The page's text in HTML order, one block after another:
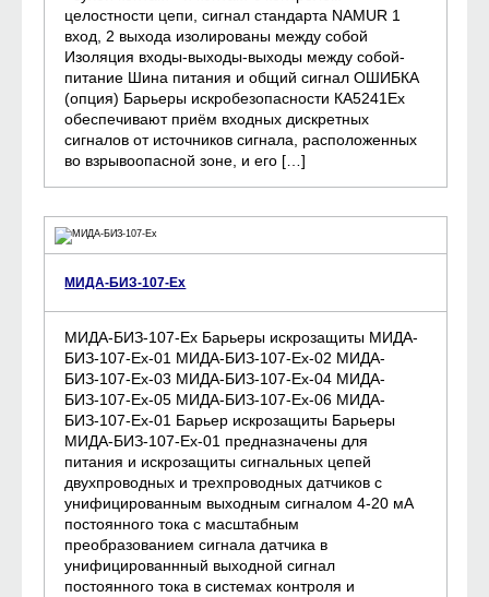
целостности цепи, сигнал стандарта NAMUR 1
вход, 2 выхода изолированы между собой
Изоляция входы-выходы-выходы между собой-
питание Шина питания и общий сигнал ОШИБКА
(опция) Барьеры искробезопасности КА5241Ех
обеспечивают приём входных дискретных
сигналов от источников сигнала, расположенных
во взрывоопасной зоне, и его […]
МИДА-БИЗ-107-Ех
МИДА-БИЗ-107-Ех Барьеры искрозащиты МИДА-
БИЗ-107-Ех-01 МИДА-БИЗ-107-Ех-02 МИДА-
БИЗ-107-Ех-03 МИДА-БИЗ-107-Ех-04 МИДА-
БИЗ-107-Ех-05 МИДА-БИЗ-107-Ех-06 МИДА-
БИЗ-107-Ех-01 Барьер искрозащиты Барьеры
МИДА-БИЗ-107-Ех-01 предназначены для
питания и искрозащиты сигнальных цепей
двухпроводных и трехпроводных датчиков с
унифицированным выходным сигналом 4-20 мА
постоянного тока с масштабным
преобразованием сигнала датчика в
унифицированнный выходной сигнал
постоянного тока в системах контроля и